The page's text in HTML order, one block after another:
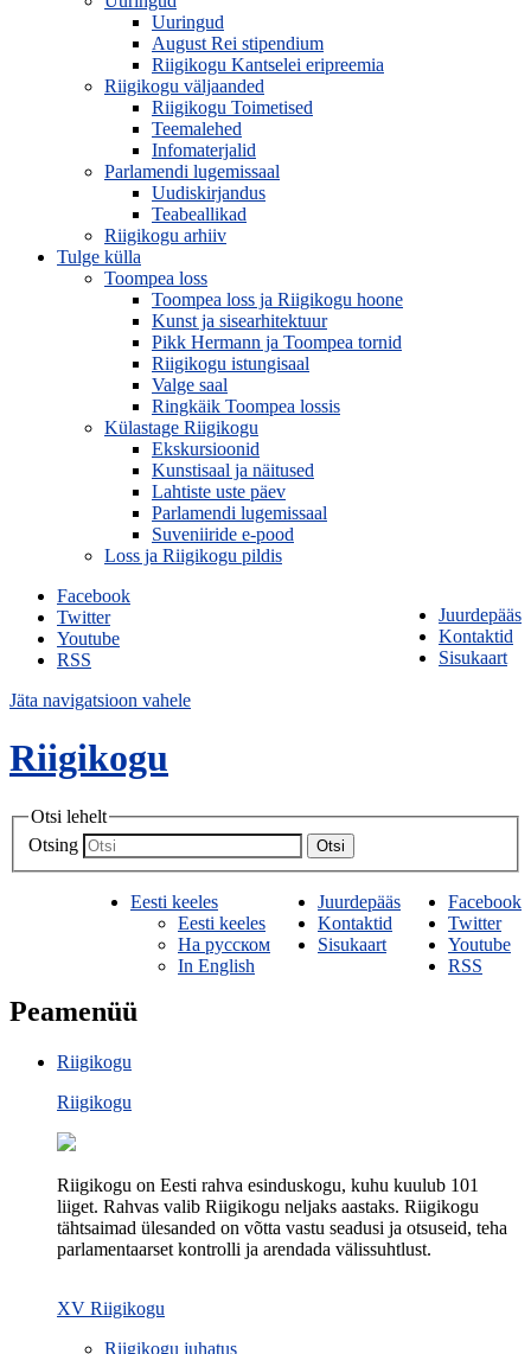
Uuringud
August Rei stipendium
Riigikogu Kantselei eripreemia
Riigikogu väljaanded
Riigikogu Toimetised
Teemalehed
Infomaterjalid
Parlamendi lugemissaal
Uudiskirjandus
Teabeallikad
Riigikogu arhiiv
Tulge külla
Toompea loss
Toompea loss ja Riigikogu hoone
Kunst ja sisearhitektuur
Pikk Hermann ja Toompea tornid
Riigikogu istungisaal
Valge saal
Ringkäik Toompea lossis
Külastage Riigikogu
Ekskursioonid
Kunstisaal ja näitused
Lahtiste uste päev
Parlamendi lugemissaal
Suveniiride e-pood
Loss ja Riigikogu pildis
Juurdepääs
Kontaktid
Sisukaart
Facebook
Twitter
Youtube
RSS
Jäta navigatsioon vahele
Riigikogu
Otsi lehelt
Otsing
Otsi
Facebook
Twitter
Youtube
RSS
Juurdepääs
Kontaktid
Sisukaart
Eesti keeles
Eesti keeles
На русском
In English
Peamenüü
Riigikogu
Riigikogu
Riigikogu on Eesti rahva esinduskogu, kuhu kuulub 101
liiget. Rahvas valib Riigikogu neljaks aastaks. Riigikogu
tähtsaimad ülesanded on võtta vastu seadusi ja otsuseid, teha
parlamentaarset kontrolli ja arendada välissuhtlust.
XV Riigikogu
Riigikogu juhatus